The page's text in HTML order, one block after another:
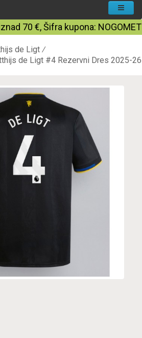
70 €, Šifra kupona: NOGOMET
de Ligt
de Ligt #4 Rezervni Dres 2025-26